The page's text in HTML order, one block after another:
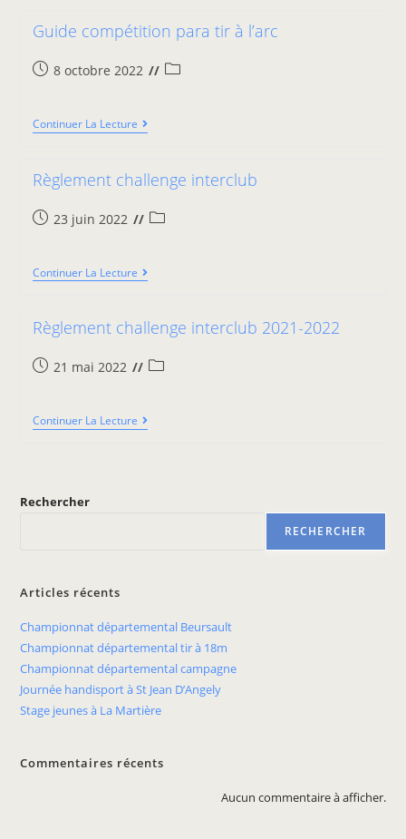
Guide compétition para tir à l’arc
8 octobre 2022
Continuer La Lecture
Règlement challenge interclub
23 juin 2022
Continuer La Lecture
Règlement challenge interclub 2021-2022
21 mai 2022
Continuer La Lecture
Rechercher
RECHERCHER
Articles récents
Championnat départemental Beursault
Championnat départemental tir à 18m
Championnat départemental campagne
Journée handisport à St Jean D’Angely
Stage jeunes à La Martière
Commentaires récents
Aucun commentaire à afficher.